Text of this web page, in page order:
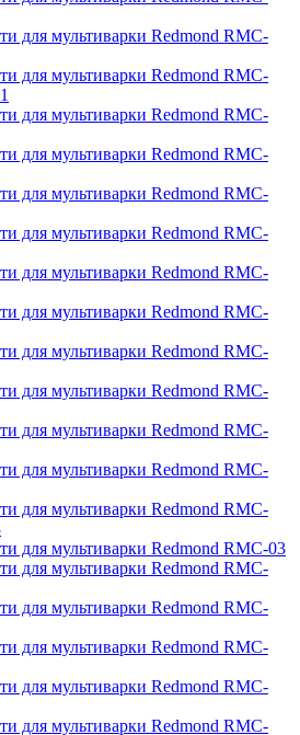
для мультиварки Redmond RMC-
для мультиварки Redmond RMC-
для мультиварки Redmond RMC-
для мультиварки Redmond RMC-
для мультиварки Redmond RMC-
для мультиварки Redmond RMC-
для мультиварки Redmond RMC-
для мультиварки Redmond RMC-
для мультиварки Redmond RMC-
для мультиварки Redmond RMC-
для мультиварки Redmond RMC-
для мультиварки Redmond RMC-
для мультиварки Redmond RMC-
для мультиварки Redmond RMC-03
для мультиварки Redmond RMC-
для мультиварки Redmond RMC-
для мультиварки Redmond RMC-
для мультиварки Redmond RMC-
для мультиварки Redmond RMC-